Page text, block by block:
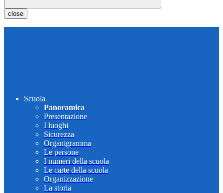
close
Scuola
Panoramica
Presentazione
I luoghi
Sicurezza
Organigramma
Le persone
I numeri della scuola
Le carte della scuola
Organizzazione
La storia